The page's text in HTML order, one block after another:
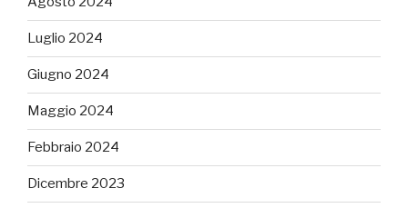
Luglio 2024
Giugno 2024
Maggio 2024
Febbraio 2024
Dicembre 2023